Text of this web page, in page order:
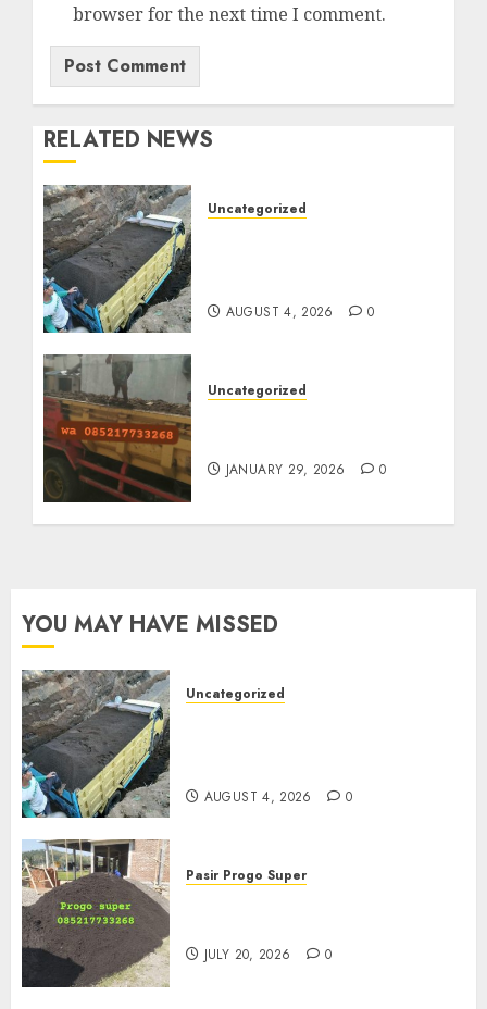
browser for the next time I comment.
RELATED NEWS
Uncategorized
AUGUST 4, 2026 0
Uncategorized
JANUARY 29, 2026 0
YOU MAY HAVE MISSED
Uncategorized
AUGUST 4, 2026 0
Pasir Progo Super
JULY 20, 2026 0